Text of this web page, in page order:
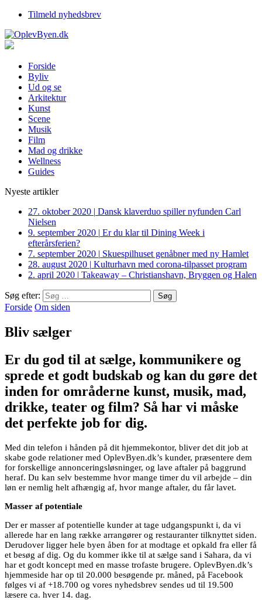
Tilmeld nyhedsbrev
Forside
Byliv
Ud og se
Arkitektur
Kunst
Scene
Musik
Film
Mad og drikke
Wellness
Guides
Nyeste artikler
27. oktober 2020 | Dansk klaverduo spiller nyfunden Carl
Nielsen
9. september 2020 | Er du klar til Dining Week i
efterårsferien?
7. september 2020 | Skuespilhuset genåbner med ny Hamlet
28. august 2020 | Kulturhavn med corona-tilpasset program
2. april 2020 | Takeaway – Christianshavn, Bryggen og Halen
Søg efter:
Forside Om siden
Bliv sælger
Er du god til at sælge, kommunikere og
sprede et godt budskab og kan du gøre det
inden for områderne kunst, musik, mad,
drikke, teater og film? Så har vi måske
det perfekte job for dig.
Med din telefon i hånden på dit hjemmekontor, bliver det dit job at
skabe gode relationer med OplevByen.dk’s kunder, præsentere dem
for forskellige annonceringsløsninger, og lave aftaler på baggrund
heraf. Du kan selv bestemme hvor mange timer du vil arbejde – din
løn er nemlig helt afhængig af, hvor mange aftaler, du får lavet.
Masser af potentiale
Der er masser af potentielle kunder at tage udgangspunkt i, da vi
allerede har en lang række arrangører og restauranter tilknyttet siden.
Derudover ligger hele byen åben for at modtage et opkald fra eller få
et besøg af dig. Og du kommer ikke til at sælge sand i Sahara, da vi
har et godt koncept med en masse trofaste brugere. OplevByen.dk’s
hjemmeside har op til 20.000 besøgende pr. måned, på Facebook
følges vi af +18.700 og vores nyhedsbrev sendes ud til 19.500
læsere ca. hver 14. dag.